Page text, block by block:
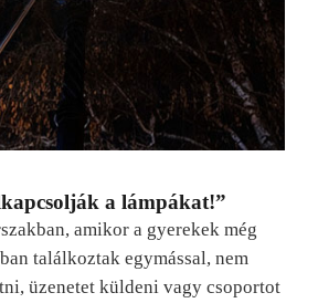
a lámpákat!”
amikor a gyerekek még
találkoztak egymással, nem
üzenetet küldeni vagy csoportot